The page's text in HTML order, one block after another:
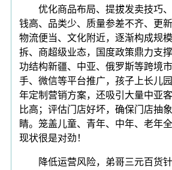
优化商品布局、提拔发卖技巧、
钱高、品类少、质量参差不齐、更
物流便当、文化附近，逐渐构成规
拆、商超级业态，国度政策鼎力支
功结构新疆、中亚、俄罗斯等跨境
手、微信等平台推广，孩子上长儿
年定制营销方案，还吸引大量中亚
比高；评估门店好坏，确保门店抽
睛。笼盖儿童、青年、中年、老年
现状很是对劲！
降低运营风险，弟哥三元百货针